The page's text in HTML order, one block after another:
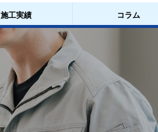
施工実績 コラム